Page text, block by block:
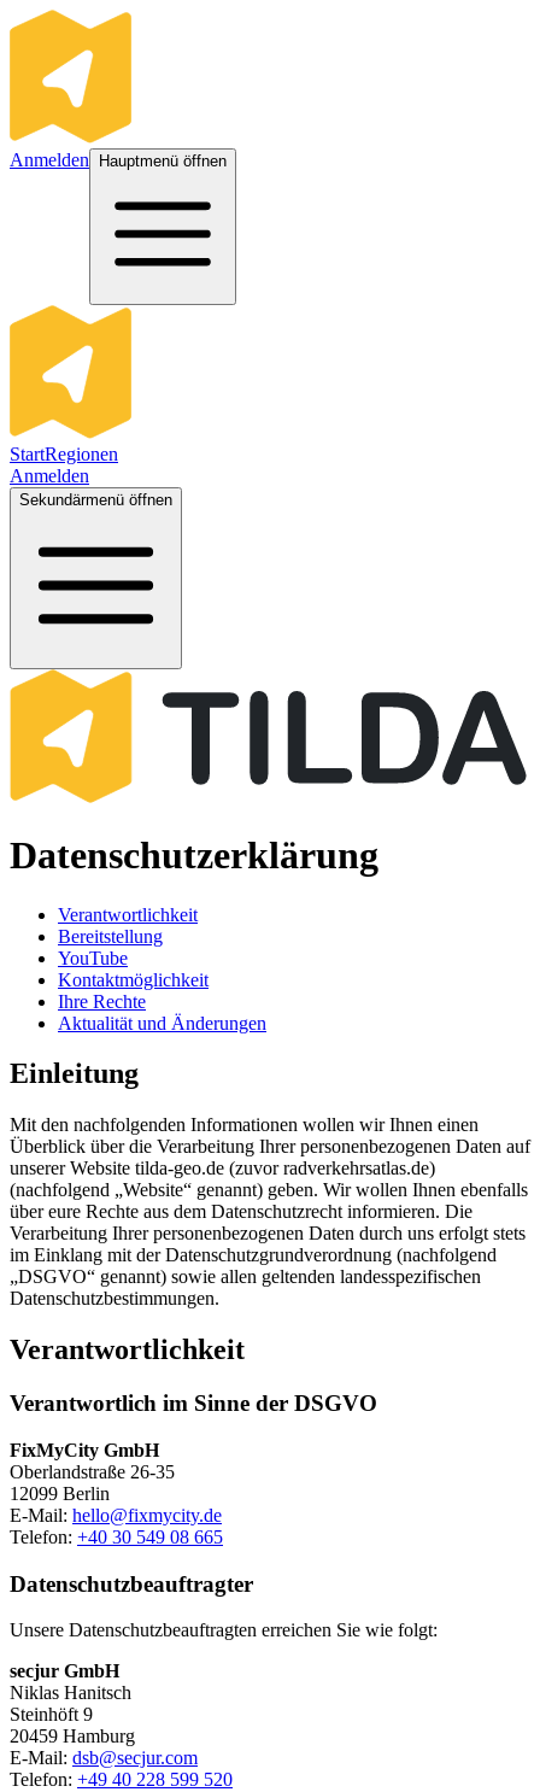
Anmelden Hauptmenü öffnen
StartRegionen
Anmelden
Sekundärmenü öffnen
Datenschutzerklärung
Verantwortlichkeit
Bereitstellung
YouTube
Kontaktmöglichkeit
Ihre Rechte
Aktualität und Änderungen
Einleitung
Mit den nachfolgenden Informationen wollen wir Ihnen einen
Überblick über die Verarbeitung Ihrer personenbezogenen Daten auf
unserer Website tilda-geo.de (zuvor radverkehrsatlas.de)
(nachfolgend „Website“ genannt) geben. Wir wollen Ihnen ebenfalls
über eure Rechte aus dem Datenschutzrecht informieren. Die
Verarbeitung Ihrer personenbezogenen Daten durch uns erfolgt stets
im Einklang mit der Datenschutzgrundverordnung (nachfolgend
„DSGVO“ genannt) sowie allen geltenden landesspezifischen
Datenschutzbestimmungen.
Verantwortlichkeit
Verantwortlich im Sinne der DSGVO
FixMyCity GmbH
Oberlandstraße 26-35
12099 Berlin
E-Mail: hello@fixmycity.de
Telefon: +40 30 549 08 665
Datenschutzbeauftragter
Unsere Datenschutzbeauftragten erreichen Sie wie folgt:
secjur GmbH
Niklas Hanitsch
Steinhöft 9
20459 Hamburg
E-Mail: dsb@secjur.com
Telefon: +49 40 228 599 520